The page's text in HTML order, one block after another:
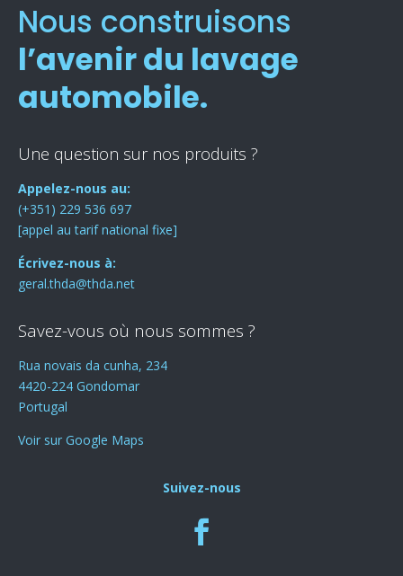
Nous construisons
l’avenir du lavage
automobile.
Une question sur nos produits ?
Appelez-nous au:
(+351) 229 536 697
[appel au tarif national fixe]
Écrivez-nous à:
geral.thda@thda.net
Savez-vous où nous sommes ?
Rua novais da cunha, 234
4420-224 Gondomar
Portugal
Voir sur Google Maps
Suivez-nous